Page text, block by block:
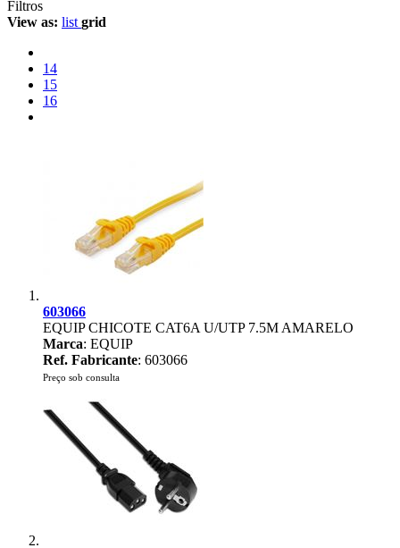
Filtros
View as: list grid
14
15
16
603066
EQUIP CHICOTE CAT6A U/UTP 7.5M AMARELO
Marca: EQUIP
Ref. Fabricante: 603066
Preço sob consulta